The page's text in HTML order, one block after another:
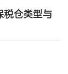
税仓类型与